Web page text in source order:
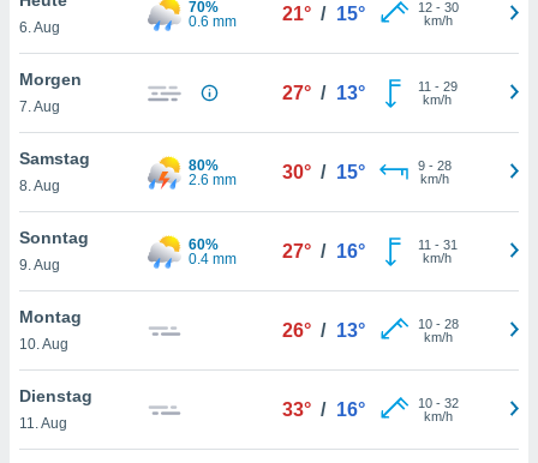
oder
Partner
es uns
das
der
Profil zu
Ihnen
finden
. Sie
jederzeit
6. Aug
70%
0.6 mm
21° / 15° 12- 30
km/h
Morgen
7. Aug
27° / 13° 11 - 29
km/h
Samstag
8. Aug
80%
2.6 mm
30° / 15° 9- 28
km/h
Sonntag
9. Aug
60%
0.4 mm
27° / 16° 11 - 31
km/h
Montag
10. Aug
26° / 13° 10- 28
km/h
Dienstag
11. Aug
33° / 16° 10- 32
km/h